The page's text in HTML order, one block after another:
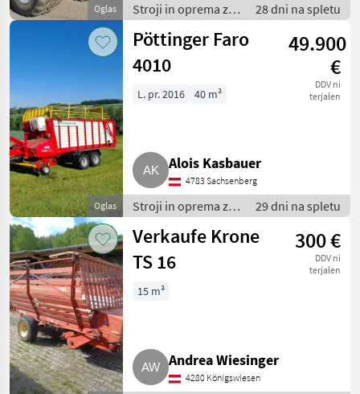
Oglas
Stroji in oprema za
žetev in spravilo /
Nakladalna
prikolica
28 dni na spletu
Oglas
Pöttinger Faro
4010
49.900
€
DDV ni
terjalen
L. pr. 2016 40 m³
Alois Kasbauer
4783 Sachsenberg
Stroji in oprema za
žetev in spravilo /
Nakladalna
prikolica
29 dni na spletu
Verkaufe Krone
TS 16
300 €
DDV ni
terjalen
15 m³
Andrea Wiesinger
4280 Königswiesen